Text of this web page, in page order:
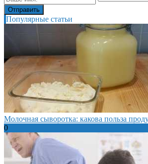
Популярные статьи
Молочная сыворотка: какова польза
0